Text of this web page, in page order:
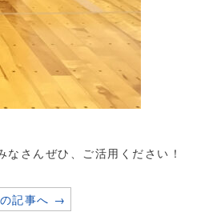
さんぜひ、ご活用ください！
記事へ →